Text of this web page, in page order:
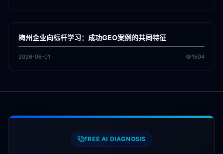
GEO
梅州企业向标杆学习：成功GEO案例的共同特征
2026-06-01 1504
FREE AI DIAGNOSIS